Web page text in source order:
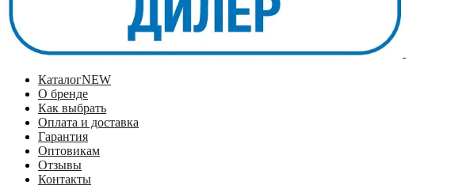
КаталогNEW
О бренде
Как выбрать
Оплата и доставка
Гарантия
Оптовикам
Отзывы
Контакты